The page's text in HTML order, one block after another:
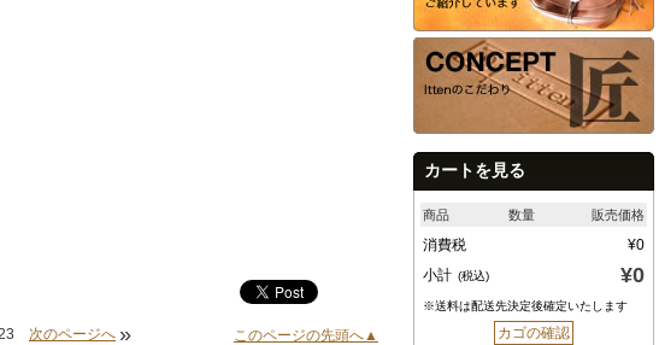
次のページへ » このページの先頭へ▲
カートを見る
商品 数量 販売価格
消費税
¥0
小計 (税込) ¥0
※送料は配送先決定後確定いたします
カゴの確認